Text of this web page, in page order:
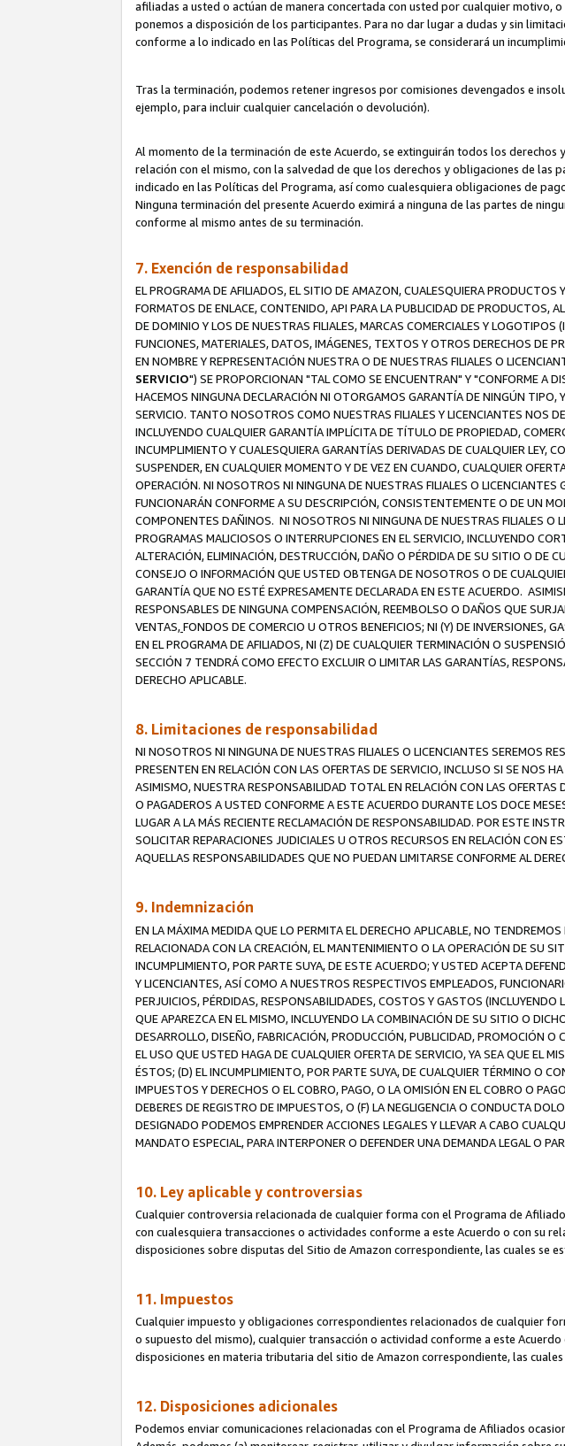
afiliadas a usted o actúan de manera concertada con usted por cualquier
ponemos a disposición de los participantes. Para no dar lugar a dudas y sin
conforme a lo indicado en las Políticas del Programa, se considerará un
Tras la terminación, podemos retener ingresos por comisiones devengados e
ejemplo, para incluir cualquier cancelación o devolución).
Al momento de la terminación de este Acuerdo, se extinguirán todos los
relación con el mismo, con la salvedad de que los derechos y obligaciones de las
indicado en las Políticas del Programa, así como cualesquiera obligaciones de
Ninguna terminación del presente Acuerdo eximirá a ninguna de las partes de
conforme al mismo antes de su terminación.
7. Exención de responsabilidad
EL PROGRAMA DE AFILIADOS, EL SITIO DE AMAZON, CUALESQUIERA PRODUCTOS
FORMATOS DE ENLACE, CONTENIDO, API PARA LA PUBLICIDAD DE
DE DOMINIO Y LOS DE NUESTRAS FILIALES, MARCAS COMERCIALES Y
FUNCIONES, MATERIALES, DATOS, IMÁGENES, TEXTOS Y OTROS DERECHOS DE
EN NOMBRE Y REPRESENTACIÓN NUESTRA O DE NUESTRAS FILIALES O
SERVICIO") SE PROPORCIONAN "TAL COMO SE ENCUENTRAN" Y "CONFORME A
HACEMOS NINGUNA DECLARACIÓN NI OTORGAMOS GARANTÍA DE NINGÚN TIPO,
SERVICIO. TANTO NOSOTROS COMO NUESTRAS FILIALES Y LICENCIANTES NOS
INCLUYENDO CUALQUIER GARANTÍA IMPLÍCITA DE TÍTULO DE PROPIEDAD,
INCUMPLIMIENTO Y CUALESQUIERA GARANTÍAS DERIVADAS DE CUALQUIER LEY,
SUSPENDER, EN CUALQUIER MOMENTO Y DE VEZ EN CUANDO, CUALQUIER
OPERACIÓN. NI NOSOTROS NI NINGUNA DE NUESTRAS FILIALES O
FUNCIONARÁN CONFORME A SU DESCRIPCIÓN, CONSISTENTEMENTE O DE UN
COMPONENTES DAÑINOS. NI NOSOTROS NI NINGUNA DE NUESTRAS FILIALES O
PROGRAMAS MALICIOSOS O INTERRUPCIONES EN EL SERVICIO, INCLUYENDO
ALTERACIÓN, ELIMINACIÓN, DESTRUCCIÓN, DAÑO O PÉRDIDA DE SU SITIO O DE
CONSEJO O INFORMACIÓN QUE USTED OBTENGA DE NOSOTROS O DE
GARANTÍA QUE NO ESTÉ EXPRESAMENTE DECLARADA EN ESTE ACUERDO.
RESPONSABLES DE NINGUNA COMPENSACIÓN, REEMBOLSO O DAÑOS QUE
VENTAS,FONDOS DE COMERCIO U OTROS BENEFICIOS; NI (Y) DE INVERSIONES,
EN EL PROGRAMA DE AFILIADOS, NI (Z) DE CUALQUIER TERMINACIÓN O
SECCIÓN 7 TENDRÁ COMO EFECTO EXCLUIR O LIMITAR LAS GARANTÍAS,
DERECHO APLICABLE.
8. Limitaciones de responsabilidad
NI NOSOTROS NI NINGUNA DE NUESTRAS FILIALES O LICENCIANTES SEREMOS
PRESENTEN EN RELACIÓN CON LAS OFERTAS DE SERVICIO, INCLUSO SI SE NOS
ASIMISMO, NUESTRA RESPONSABILIDAD TOTAL EN RELACIÓN CON LAS
O PAGADEROS A USTED CONFORME A ESTE ACUERDO DURANTE LOS DOCE
LUGAR A LA MÁS RECIENTE RECLAMACIÓN DE RESPONSABILIDAD. POR ESTE
SOLICITAR REPARACIONES JUDICIALES U OTROS RECURSOS EN RELACIÓN CON
AQUELLAS RESPONSABILIDADES QUE NO PUEDAN LIMITARSE CONFORME AL
9. Indemnización
EN LA MÁXIMA MEDIDA QUE LO PERMITA EL DERECHO APLICABLE, NO
RELACIONADA CON LA CREACIÓN, EL MANTENIMIENTO O LA OPERACIÓN DE SU
INCUMPLIMIENTO, POR PARTE SUYA, DE ESTE ACUERDO; Y USTED ACEPTA
Y LICENCIANTES, ASÍ COMO A NUESTROS RESPECTIVOS EMPLEADOS,
PERJUICIOS, PÉRDIDAS, RESPONSABILIDADES, COSTOS Y GASTOS
QUE APAREZCA EN EL MISMO, INCLUYENDO LA COMBINACIÓN DE SU SITIO O
DESARROLLO, DISEÑO, FABRICACIÓN, PRODUCCIÓN, PUBLICIDAD, PROMOCIÓN
EL USO QUE USTED HAGA DE CUALQUIER OFERTA DE SERVICIO, YA SEA QUE EL
ÉSTOS; (D) EL INCUMPLIMIENTO, POR PARTE SUYA, DE CUALQUIER TÉRMINO O
IMPUESTOS Y DERECHOS O EL COBRO, PAGO, O LA OMISIÓN EN EL COBRO O
DEBERES DE REGISTRO DE IMPUESTOS, O (F) LA NEGLIGENCIA O CONDUCTA
DESIGNADO PODEMOS EMPRENDER ACCIONES LEGALES Y LLEVAR A CABO
MANDATO ESPECIAL, PARA INTERPONER O DEFENDER UNA DEMANDA LEGAL O
10. Ley aplicable y controversias
Cualquier controversia relacionada de cualquier forma con el Programa de
con cualesquiera transacciones o actividades conforme a este Acuerdo o con su
disposiciones sobre disputas del Sitio de Amazon correspondiente, las cuales se
11. Impuestos
Cualquier impuesto y obligaciones correspondientes relacionados de cualquier
o supuesto del mismo), cualquier transacción o actividad conforme a este
disposiciones en materia tributaria del sitio de Amazon correspondiente, las cuales
12. Disposiciones adicionales
Podemos enviar comunicaciones relacionadas con el Programa de Afiliados